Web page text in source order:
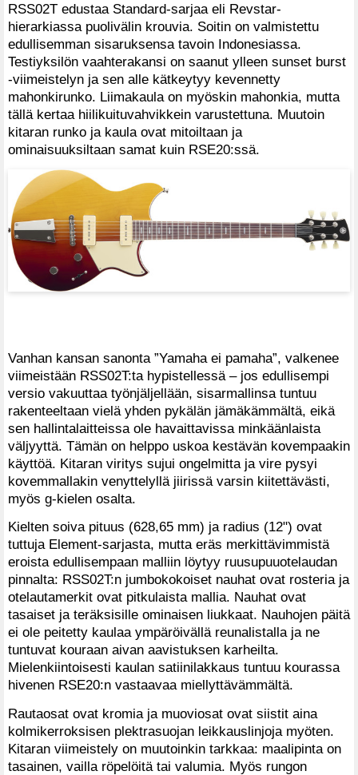
RSS02T edustaa Standard-sarjaa eli Revstar-
hierarkiassa puolivälin krouvia. Soitin on valmistettu
edullisemman sisaruksensa tavoin Indonesiassa.
Testiyksilön vaahterakansi on saanut ylleen sunset burst
-viimeistelyn ja sen alle kätkeytyy kevennetty
mahonkirunko. Liimakaula on myöskin mahonkia, mutta
tällä kertaa hiilikuituvahvikkein varustettuna. Muutoin
kitaran runko ja kaula ovat mitoiltaan ja
ominaisuuksiltaan samat kuin RSE20:ssä.
Vanhan kansan sanonta ”Yamaha ei pamaha”, valkenee
viimeistään RSS02T:ta hypistellessä – jos edullisempi
versio vakuuttaa työnjäljellään, sisarmallinsa tuntuu
rakenteeltaan vielä yhden pykälän jämäkämmältä, eikä
sen hallintalaitteissa ole havaittavissa minkäänlaista
väljyyttä. Tämän on helppo uskoa kestävän kovempaakin
käyttöä. Kitaran viritys sujui ongelmitta ja vire pysyi
kovemmallakin venyttelyllä jiirissä varsin kiitettävästi,
myös g-kielen osalta.
Kielten soiva pituus (628,65 mm) ja radius (12") ovat
tuttuja Element-sarjasta, mutta eräs merkittävimmistä
eroista edullisempaan malliin löytyy ruusupuuotelaudan
pinnalta: RSS02T:n jumbokokoiset nauhat ovat rosteria ja
otelautamerkit ovat pitkulaista mallia. Nauhat ovat
tasaiset ja teräksisille ominaisen liukkaat. Nauhojen päitä
ei ole peitetty kaulaa ympäröivällä reunalistalla ja ne
tuntuvat kouraan aivan aavistuksen karheilta.
Mielenkiintoisesti kaulan satiinilakkaus tuntuu kourassa
hivenen RSE20:n vastaavaa miellyttävämmältä.
Rautaosat ovat kromia ja muoviosat ovat siistit aina
kolmikerroksisen plektrasuojan leikkauslinjoja myöten.
Kitaran viimeistely on muutoinkin tarkkaa: maalipinta on
tasainen, vailla röpelöitä tai valumia. Myös rungon